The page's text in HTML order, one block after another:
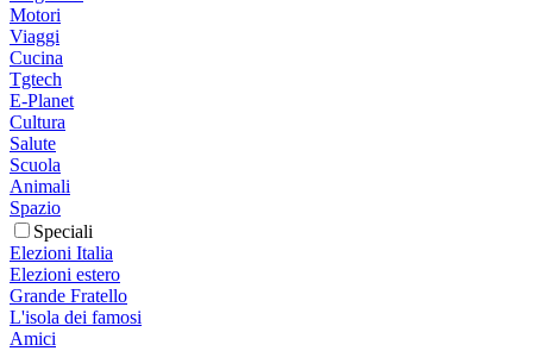
Motori
Viaggi
Cucina
Tgtech
E-Planet
Cultura
Salute
Scuola
Animali
Spazio
Speciali
Elezioni Italia
Elezioni estero
Grande Fratello
L'isola dei famosi
Amici